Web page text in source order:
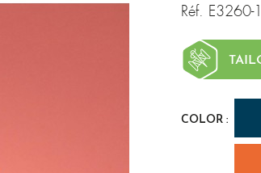
Réf. E3260-
COLOR :